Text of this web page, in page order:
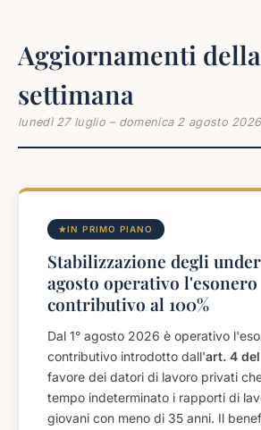
Aggiornamenti della
settimana
lunedì 27 luglio – domenica 2 agosto 2026
IN PRIMO PIANO
Stabilizzazione degli under
agosto operativo l'esonero
contributivo al 100%
Dal 1° agosto 2026 è operativo
contributivo introdotto dall'art. 4
favore dei datori di lavoro privati
tempo indeterminato i rapporti di
giovani con meno di 35 anni. Il